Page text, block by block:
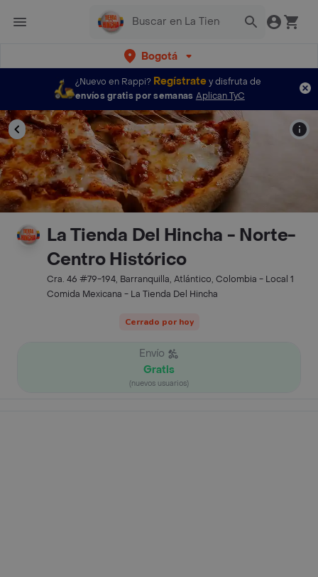
Bogotá
¿Nuevo en Rappi? Regístratey disfruta de
envíos gratis por semanas Aplican TyC
La Tienda Del Hincha - Norte-
Centro Histórico
Cra. 46 #79-194, Barranquilla, Atlántico, Colombia - Local 1
Comida Mexicana - La Tienda Del Hincha
Cerrado por hoy
Envío
Gratis
(nuevos usuarios)